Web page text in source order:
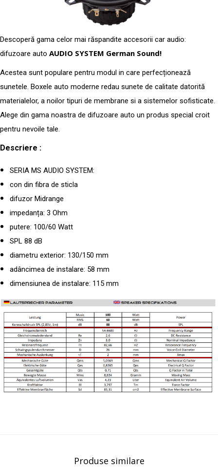
Descoperă gama celor mai răspandite accesorii car audio:
difuzoare auto AUDIO SYSTEM German Sound!
Acestea sunt populare pentru modul in care perfecționează
sunetele. Boxele auto moderne redau sunete de calitate datorită
materialelor, a noilor tipuri de membrane si a sistemelor sofisticate.
Alege din gama noastra de difuzoare auto un produs special croit
pentru nevoile tale.
Descriere :
SERIA MS AUDIO SYSTEM:
con din fibra de sticla
difuzor Midrange
impedanța: 3 Ohm
putere: 100/60 Watt
SPL 88 dB
diametru exterior: 130/150 mm
adâncimea de instalare: 58 mm
dimensiunea de instalare: 115 mm
Produse similare